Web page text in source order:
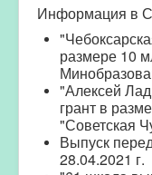
Информация в
"
размере 10
"Алексей
грант в
"Советская
Выпуск
28.04.2021 г.